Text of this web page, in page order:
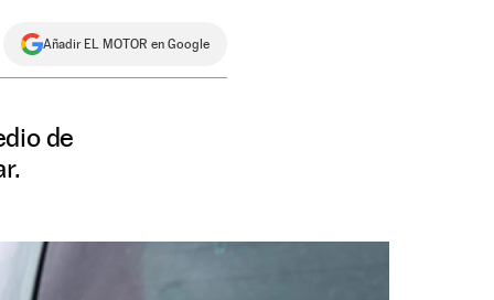
Añadir EL MOTOR en Google
de